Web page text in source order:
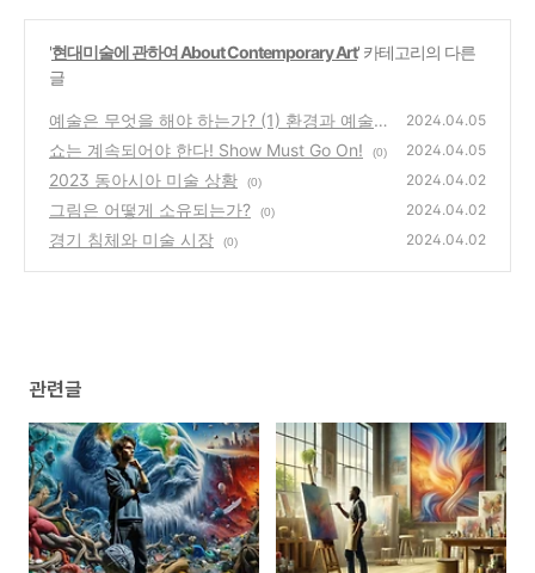
'현대미술에 관하여 About Contemporary Art' 카테고리의 다른
글
예술은 무엇을 해야 하는가? (1) 환경과 예술
(0)
2024.04.05
쇼는 계속되어야 한다! Show Must Go On! (0) 2024.04.05
2023 동아시아 미술 상황 (0) 2024.04.02
그림은 어떻게 소유되는가? (0) 2024.04.02
경기 침체와 미술 시장 (0) 2024.04.02
관련글